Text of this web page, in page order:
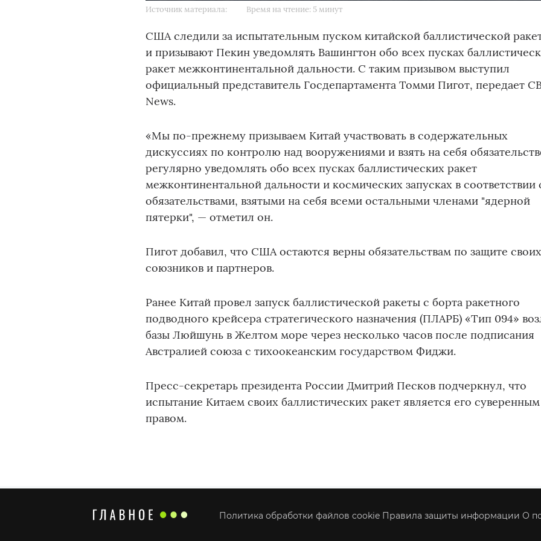
Источник материала: Время на чтение: 5 минут
США следили за испытательным пуском китайской баллистической
и призывают Пекин уведомлять Вашингтон обо всех пусках
ракет межконтинентальной дальности. С таким призывом выступил
официальный представитель Госдепартамента Томми Пигот, передает
News.
«Мы по-прежнему призываем Китай участвовать в содержательных
дискуссиях по контролю над вооружениями и взять на себя
регулярно уведомлять обо всех пусках баллистических ракет
межконтинентальной дальности и космических запусках в соответствии
обязательствами, взятыми на себя всеми остальными членами "ядерной
пятерки", — отметил он.
Пигот добавил, что США остаются верны обязательствам по защите своих
союзников и партнеров.
Ранее Китай провел запуск баллистической ракеты с борта ракетного
подводного крейсера стратегического назначения (ПЛАРБ) «Тип 094»
базы Люйшунь в Желтом море через несколько часов после подписания
Австралией союза с тихоокеанским государством Фиджи.
Пресс-секретарь президента России Дмитрий Песков подчеркнул, что
испытание Китаем своих баллистических ракет является его суверенным
правом.
Политика обработки файлов cookie Правила защиты информации О